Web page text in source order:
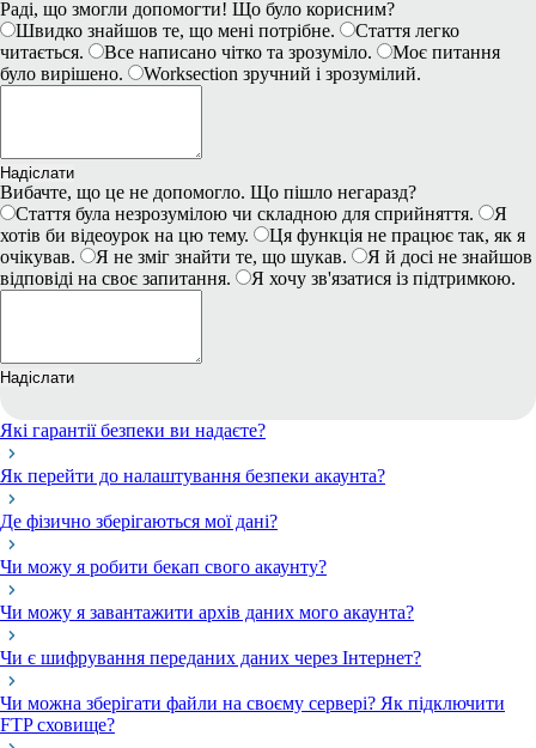
Раді, що змогли допомогти! Що було корисним?
Швидко знайшов те, що мені потрібне.
Стаття легко
читається.
Все написано чітко та зрозуміло.
Моє питання
було вирішено.
Worksection зручний і зрозумілий.
Надіслати
Вибачте, що це не допомогло. Що пішло негаразд?
Стаття була незрозумілою чи складною для сприйняття.
Я
хотів би відеоурок на цю тему.
Ця функція не працює так, як я
очікував.
Я не зміг знайти те, що шукав.
Я й досі не знайшов
відповіді на своє запитання.
Я хочу зв'язатися із підтримкою.
Надіслати
Які гарантії безпеки ви надаєте?
Як перейти до налаштування безпеки акаунта?
Де фізично зберігаються мої дані?
Чи можу я робити бекап свого акаунту?
Чи можу я завантажити архів даних мого акаунта?
Чи є шифрування переданих даних через Інтернет?
Чи можна зберігати файли на своєму сервері? Як підключити
FTP сховище?